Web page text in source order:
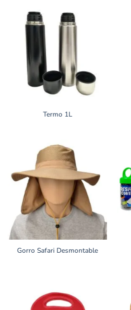
Termo 1L
Gorro Safari Desmontable